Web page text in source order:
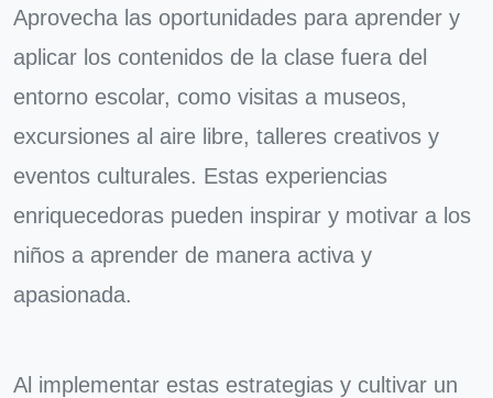
Aprovecha las oportunidades para aprender y
aplicar los contenidos de la clase fuera del
entorno escolar, como visitas a museos,
excursiones al aire libre, talleres creativos y
eventos culturales. Estas experiencias
enriquecedoras pueden inspirar y motivar a los
niños a aprender de manera activa y
apasionada.
Al implementar estas estrategias y cultivar un